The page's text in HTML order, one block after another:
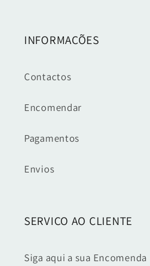
INFORMAÇÕES
Contactos
Encomendar
Pagamentos
Envios
SERVIÇO AO CLIENTE
Siga aqui a sua Encomenda